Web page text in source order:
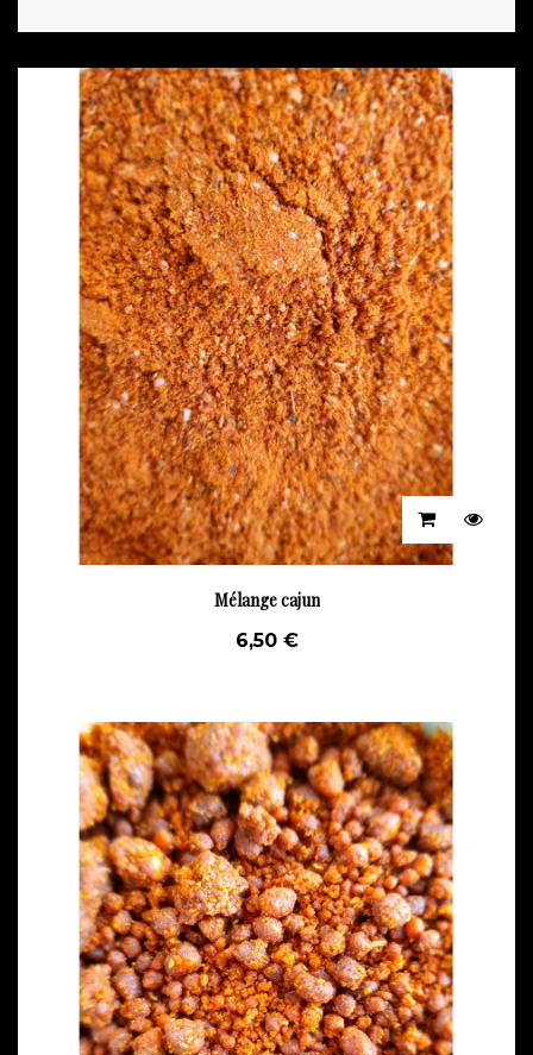
Mélange cajun
6,50 €